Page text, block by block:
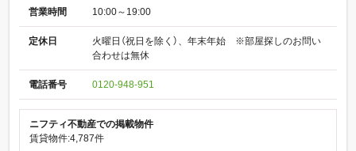
営業時間 10:00～19:00
定休日
火曜日（祝日を除く）、年末年始 ※部屋探しのお問い
合わせは無休
電話番号 0120-948-951
ニフティ不動産での掲載物件
賃貸物件:4,787件